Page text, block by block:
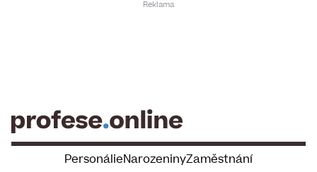
PersonálieNarozeninyZaměstnání